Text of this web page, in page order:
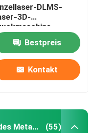
DMIS-V1
DMIS-V1
DMIS-V1
DLMS-
3D-
Bestpreis
Kontakt
Zahnmedizinischer Drucker des Metall3d (55)